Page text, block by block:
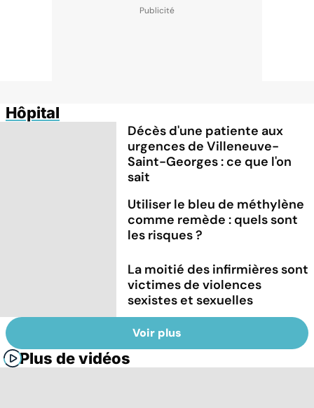
Hôpital
Décès d'une patiente aux
urgences de Villeneuve-
Saint-Georges : ce que l'on
sait
Utiliser le bleu de méthylène
comme remède : quels sont
les risques ?
La moitié des infirmières sont
victimes de violences
sexistes et sexuelles
Voir plus
Plus de vidéos